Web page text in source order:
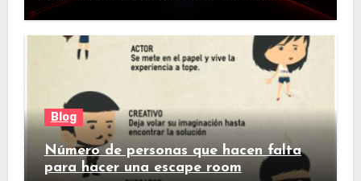
Blog
Número de personas que hacen falta
para hacer una escape room